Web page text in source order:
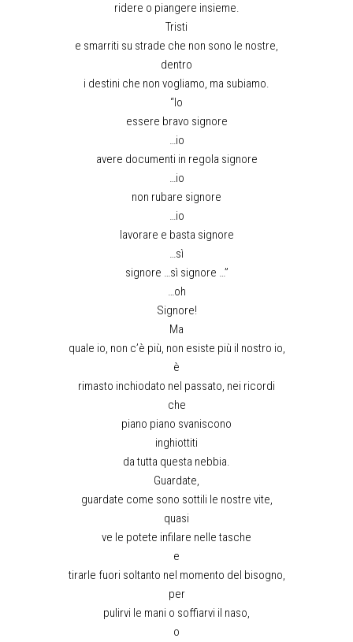
ridere o piangere insieme.
Tristi
e smarriti su strade che non sono le nostre,
dentro
i destini che non vogliamo, ma subiamo.
“Io
essere bravo signore
…io
avere documenti in regola signore
…io
non rubare signore
…io
lavorare e basta signore
…sì
signore …sì signore …”
…oh
Signore!
Ma
quale io, non c’è più, non esiste più il nostro io,
è
rimasto inchiodato nel passato, nei ricordi
che
piano piano svaniscono
inghiottiti
da tutta questa nebbia.
Guardate,
guardate come sono sottili le nostre vite,
quasi
ve le potete infilare nelle tasche
e
tirarle fuori soltanto nel momento del bisogno,
per
pulirvi le mani o soffiarvi il naso,
o